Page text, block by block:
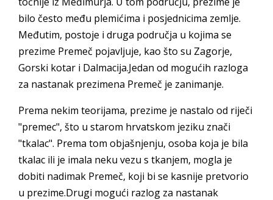
bilo često među plemićima i posjednicima zemlje.
Međutim, postoje i druga područja u kojima se
prezime Premeč pojavljuje, kao što su Zagorje,
Gorski kotar i Dalmacija.Jedan od mogućih razloga
za nastanak prezimena Premeč je zanimanje.
Prema nekim teorijama, prezime je nastalo od riječi
"premec", što u starom hrvatskom jeziku znači
"tkalac". Prema tom objašnjenju, osoba koja je bila
tkalac ili je imala neku vezu s tkanjem, mogla je
dobiti nadimak Premeč, koji bi se kasnije pretvorio
u prezime.Drugi mogući razlog za nastanak